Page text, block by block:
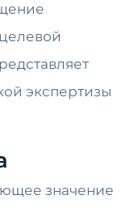
экспертизы
значение